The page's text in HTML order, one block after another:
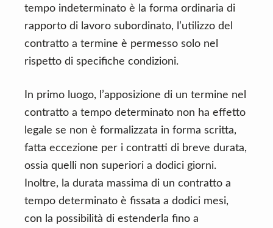
tempo indeterminato è la forma ordinaria di
rapporto di lavoro subordinato, l’utilizzo del
contratto a termine è permesso solo nel
rispetto di specifiche condizioni.
In primo luogo, l’apposizione di un termine nel
contratto a tempo determinato non ha effetto
legale se non è formalizzata in forma scritta,
fatta eccezione per i contratti di breve durata,
ossia quelli non superiori a dodici giorni.
Inoltre, la durata massima di un contratto a
tempo determinato è fissata a dodici mesi,
con la possibilità di estenderla fino a